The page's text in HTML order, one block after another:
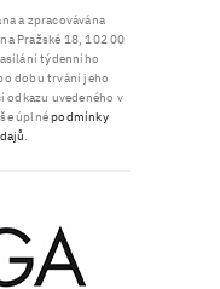
a zpracovávána
Pražské 18, 102 00
týdenního
dobu trvání jeho
uvedeného v
úplnépodmínky
.